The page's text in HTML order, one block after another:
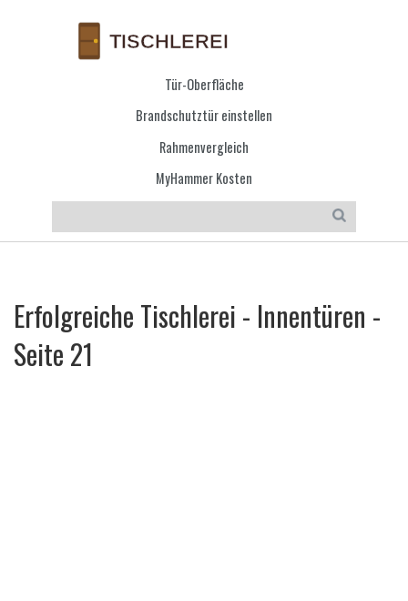
Tür-Oberfläche
Brandschutztür einstellen
Rahmenvergleich
MyHammer Kosten
Erfolgreiche Tischlerei - Innentüren -
Seite 21